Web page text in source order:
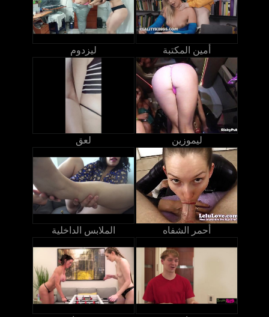
ليزدوم أمين المكتبة
لعق ليموزين
الملابس الداخلية أحمر الشفاه